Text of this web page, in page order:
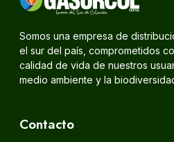
Somos una empresa de
el sur del país, comprometidos
calidad de vida de nuestros
medio ambiente y la
Contacto